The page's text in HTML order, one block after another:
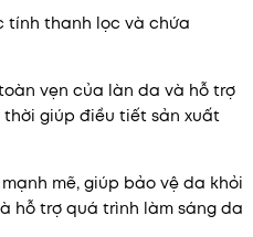
tính thanh lọc và chứa
vẹn của làn da và hỗ trợ
giúp điều tiết sản xuất
mẽ, giúp bảo vệ da khỏi
hỗ trợ quá trình làm sáng da